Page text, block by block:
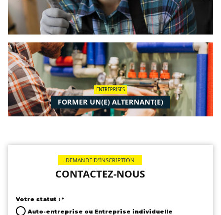
ENTREPRISES
FORMER UN(E) ALTERNANT(E)
DEMANDE D'INSCRIPTION
CONTACTEZ-NOUS
Votre statut : *
Auto-entreprise ou Entreprise individuelle